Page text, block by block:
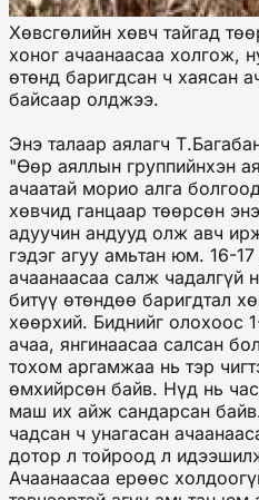
Хөвсгөлийн хөвч тайгад
хоног ачаанаасаа холгож,
өтөнд баригдсан ч хаясан
байсаар олджээ.
Энэ талаар аялагч
"Өөр аяллын группийнхэн
ачаатай морио алга
хөвчид ганцаар төөрсөн
адуучин андууд олж авч
гэдэг агуу амьтан юм. 16-
ачаанаасаа салж чадалгүй
битүү өтөндөө баригдтал
хөөрхий. Биднийг олохоос
ачаа, янгинаасаа салсан
тохом аргамжаа нь тэр
өмхийрсөн байв. Нүд нь
маш их айж сандарсан
чадсан ч унагасан
дотор л тойроод л
Ачаанаасаа ерөөс